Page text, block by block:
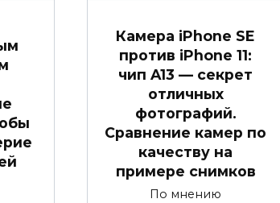
Камера iPhone SE
против iPhone 11:
чип A13 — секрет
отличных
фотографий.
Сравнение камер по
качеству на
примере снимков
По мнению